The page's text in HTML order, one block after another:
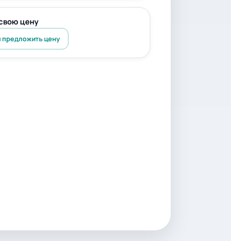
цену
предложить цену